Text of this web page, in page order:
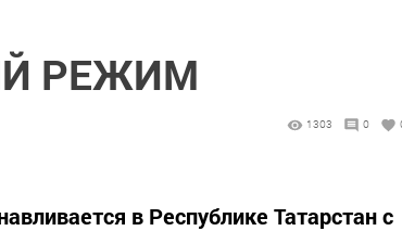
РЕЖИМ
1303 0
в Республике Татарстан с